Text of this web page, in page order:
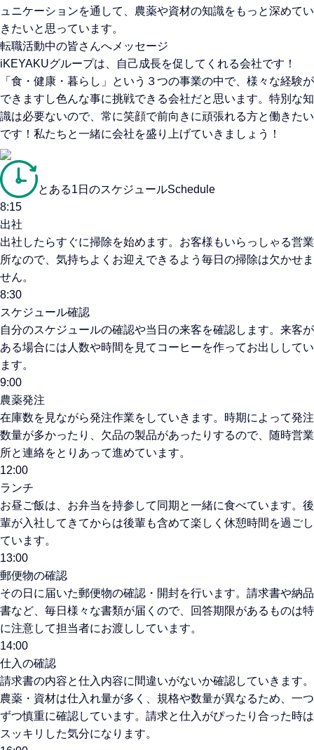
ュニケーションを通して、農薬や資材の知識をもっと深めてい
きたいと思っています。
転職活動中の皆さんへメッセージ
iKEYAKUグループは、自己成長を促してくれる会社です！
「食・健康・暮らし」という３つの事業の中で、様々な経験が
できますし色んな事に挑戦できる会社だと思います。特別な知
識は必要ないので、常に笑顔で前向きに頑張れる方と働きたい
です！私たちと一緒に会社を盛り上げていきましょう！
とある1日のスケジュールSchedule
8:15
出社
出社したらすぐに掃除を始めます。お客様もいらっしゃる営業
所なので、気持ちよくお迎えできるよう毎日の掃除は欠かせま
せん。
8:30
スケジュール確認
自分のスケジュールの確認や当日の来客を確認します。来客が
ある場合には人数や時間を見てコーヒーを作ってお出ししてい
ます。
9:00
農薬発注
在庫数を見ながら発注作業をしていきます。時期によって発注
数量が多かったり、欠品の製品があったりするので、随時営業
所と連絡をとりあって進めています。
12:00
ランチ
お昼ご飯は、お弁当を持参して同期と一緒に食べています。後
輩が入社してきてからは後輩も含めて楽しく休憩時間を過ごし
ています。
13:00
郵便物の確認
その日に届いた郵便物の確認・開封を行います。請求書や納品
書など、毎日様々な書類が届くので、回答期限があるものは特
に注意して担当者にお渡ししています。
14:00
仕入の確認
請求書の内容と仕入内容に間違いがないか確認していきます。
農薬・資材は仕入れ量が多く、規格や数量が異なるため、一つ
ずつ慎重に確認しています。請求と仕入がぴったり合った時は
スッキリした気分になります。